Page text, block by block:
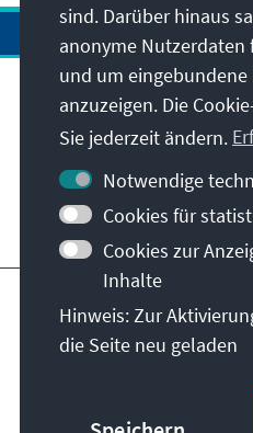
Anschrift
Kontakt
Besuchen Sie auch
Hauptseite der KAS
Erklärung zur
© Konrad-
sind. Darüber hinaus
anonyme Nutzerdaten
und um
anzuzeigen. Die
Sie jederzeit ändern.
Notwendige
Cookies für
Cookies zur
Inhalte
Hinweis: Zur
die Seite neu geladen